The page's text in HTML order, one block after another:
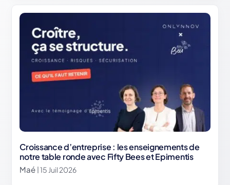
Croissance d’entreprise : les enseignements de
notre table ronde avec Fifty Bees et Epimentis
Maé | 15 Juil 2026